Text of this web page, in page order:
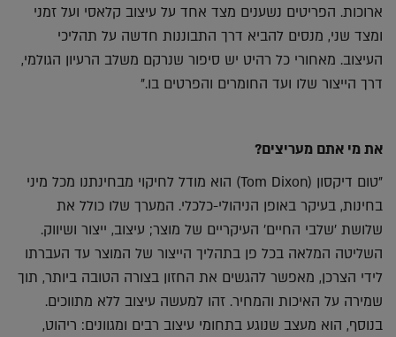
ארוכות. הפריטים נשענים מצד אחד על עיצוב קלאסי ועל זמני
ומצד שני, מנסים להביא דרך התבוננות חדשה על תהליכי
העיצוב. מאחורי כל רהיט יש סיפור שנרקם משלב הרעיון הגולמי,
דרך הייצור שלו ועד החומרים והפרטים בו."
את מי אתם מעריצים?
"טום דיקסון (Tom Dixon) הוא מודל לחיקוי מבחינתנו מכל מיני
בחינות, בעיקר באופן הניהולי-כלכלי. המערך שלו כולל את
שלושת 'שלבי החיים' העיקריים של מוצר; עיצוב, ייצור ושיווק.
השליטה המלאה בכל פן בתהליך הייצור של המוצר עד העברתו
לידי הצרכן, מאפשר להגשים את החזון בצורה הטובה ביותר, תוך
שמירה על האיכות והמחיר. זהו למעשה עיצוב ללא מתווכים.
בנוסף, הוא מעצב שנוגע בתחומי עיצוב רבים ומגוונים: ריהוט,